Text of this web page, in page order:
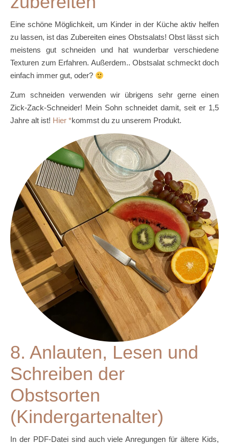
Eine schöne Möglichkeit, um Kinder in der Küche aktiv helfen
zu lassen, ist das Zubereiten eines Obstsalats! Obst lässt sich
meistens gut schneiden und hat wunderbar verschiedene
Texturen zum Erfahren. Außerdem.. Obstsalat schmeckt doch
einfach immer gut, oder?
Zum schneiden verwenden wir übrigens sehr gerne einen
Zick-Zack-Schneider! Mein Sohn schneidet damit, seit er 1,5
Jahre alt ist! Hier kommst du zu unserem Produkt.
8. Anlauten, Lesen und
Schreiben der
Obstsorten
(Kindergartenalter)
In der PDF-Datei sind auch viele Anregungen für ältere Kids,